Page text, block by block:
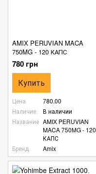
AMIX PERUVIAN MACA
750MG - 120 КАПС
780 грн
Купить
Цена
780.00
Наличие
В наличии
Название AMIX PERUVIAN
MACA 750MG - 120
КАПС
Бренд
Amix